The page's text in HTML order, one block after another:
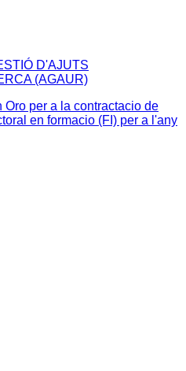
D'AJUTS
(AGAUR)
per a la contractacio de
en formacio (FI) per a l'any